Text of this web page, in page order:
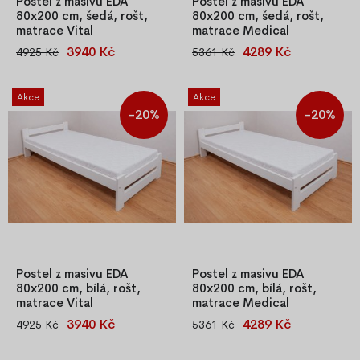
80x200 cm, šedá, rošt,
matrace Vital
Kvalitní jednolůžková postel z
mm, lakována na šedou barvu,
s laťkovým roštem. Snadná
montáž, stabilní konstrukce.
Součástí je také PUR matrace
T-25 se snímatelným potahem
– i
4925 Kč 3940 Kč
80x200 cm, šedá, rošt,
matrace Medical
Kvalitní jednolůžková postel z
mm, lakována našedo, s
laťkovým roštem. Snadná
montáž, stabilní konstrukce.
Součástí je také PUR matrace
T-25 se snímatelným potahem
– i
5361 Kč 4289 Kč
Akce
-20%
Postel z masivu EDA
80x200 cm, bílá, rošt,
matrace Vital
Kvalitní jednolůžková postel z
4925 Kč 3940 Kč
Akce
-20%
Postel z masivu EDA
80x200 cm, bílá, rošt,
matrace Medical
Kvalitní jednolůžková postel z
5361 Kč 4289 Kč